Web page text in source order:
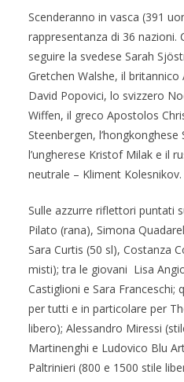
Scenderanno in vasca (391
rappresentanza di 36 nazioni.
seguire la svedese Sarah
Gretchen Walshe, il
David Popovici, lo svizzero
Wiffen, il greco Apostolos
Steenbergen, l’hongkonghese
l’ungherese Kristof Milak e il
neutrale – Kliment Kolesnikov.
Sulle azzurre riflettori puntati
Pilato (rana), Simona
Sara Curtis (50 sl), Costanza
misti); tra le giovani Lisa
Castiglioni e Sara Franceschi;
per tutti e in particolare per
libero); Alessandro Miressi
Martinenghi e Ludovico Blu
Paltrinieri (800 e 1500 stile